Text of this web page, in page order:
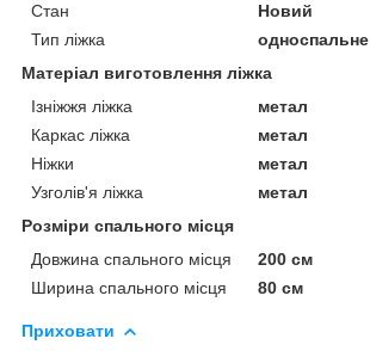
Стан
Новий
Тип ліжка
односпальне
Матеріал виготовлення ліжка
Ізніжжя ліжка
метал
Каркас ліжка
метал
Ніжки
метал
Узголів'я ліжка
метал
Розміри спального місця
Довжина спального місця
200 см
Ширина спального місця
80 см
Приховати